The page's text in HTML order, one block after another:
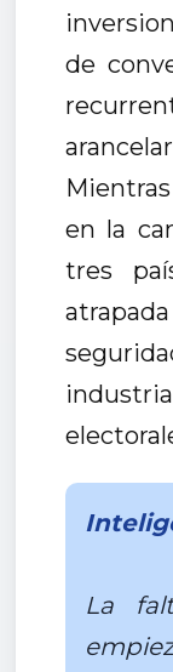
de
en la
tres
La